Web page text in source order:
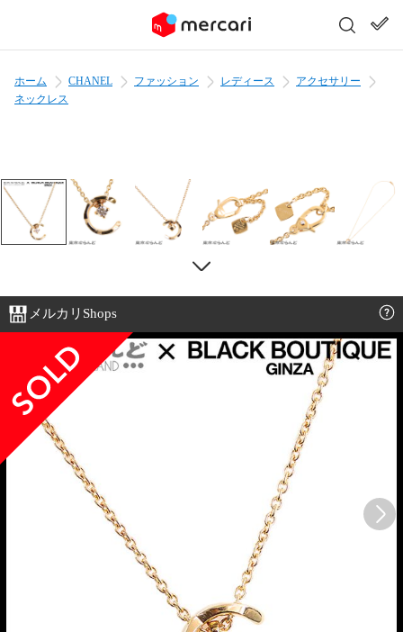
ホーム CHANEL ファッション レディース
アクセサリー
ネックレス
メルカリShops